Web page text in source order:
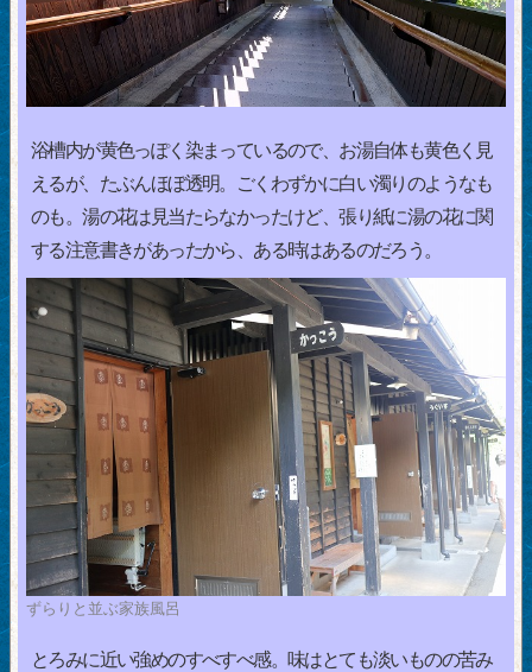
浴槽内が黄色っぽく染まっているので、お湯自体も黄色く見
えるが、たぶんほぼ透明。ごくわずかに白い濁りのようなも
のも。湯の花は見当たらなかったけど、張り紙に湯の花に関
する注意書きがあったから、ある時はあるのだろう。
ずらりと並ぶ家族風呂
とろみに近い強めのすべすべ感。味はとても淡いものの苦み